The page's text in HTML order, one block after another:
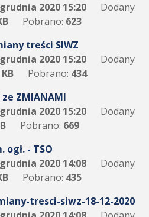
2020 15:20
Dodany
Pobrano: 623
treści SIWZ
2020 15:20
Dodany
Pobrano: 434
ze ZMIANAMI
2020 15:20
Dodany
Pobrano: 669
ogł. - TSO
2020 14:08
Dodany
Pobrano: 435
tresci-siwz-18-12-2020